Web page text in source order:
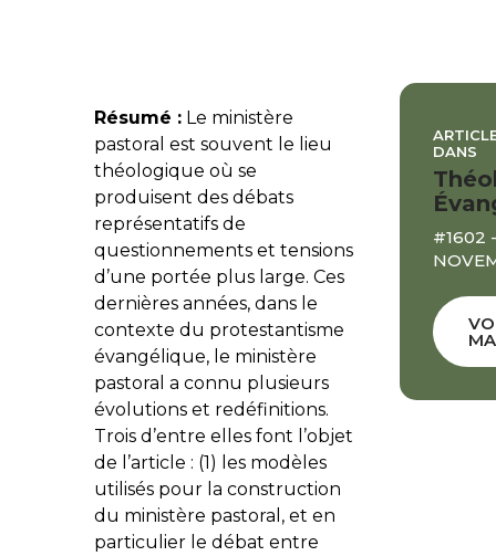
Résumé :Le ministère
pastoral est souvent le lieu
théologique où se
produisent des débats
représentatifs de
questionnements et tensions
d’une portée plus large. Ces
dernières années, dans le
contexte du protestantisme
évangélique, le ministère
pastoral a connu plusieurs
évolutions et redéfinitions.
Trois d’entre elles font l’objet
de l’article : (1) les modèles
utilisés pour la construction
du ministère pastoral, et en
particulier le débat entre
DANS
#1602 -